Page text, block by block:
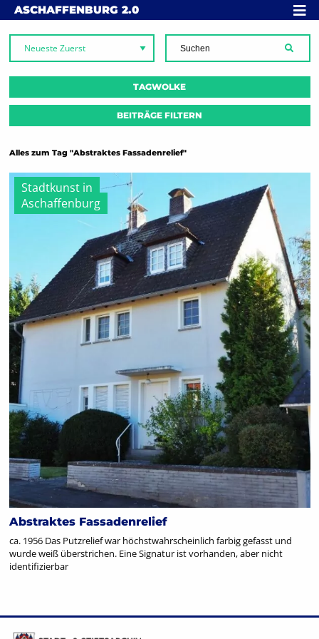
Skip to content
ASCHAFFENBURG 2.0 MENÜ
TAGWOLKE
BEITRÄGE FILTERN
Alles zum Tag "Abstraktes Fassadenrelief"
Stadtkunst in
Aschaffenburg
Abstraktes Fassadenrelief
ca. 1956 Das Putzrelief war höchstwahrscheinlich farbig gefasst und
wurde weiß überstrichen. Eine Signatur ist vorhanden, aber nicht
identifizierbar